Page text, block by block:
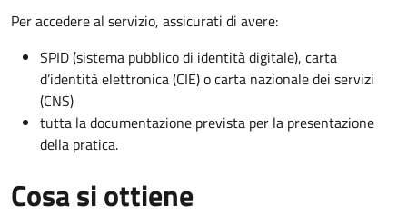
Per accedere al servizio, assicurati di avere:
SPID (sistema pubblico di identità digitale), carta
d’identità elettronica (CIE) o carta nazionale dei servizi
(CNS)
tutta la documentazione prevista per la presentazione
della pratica.
Cosa si ottiene